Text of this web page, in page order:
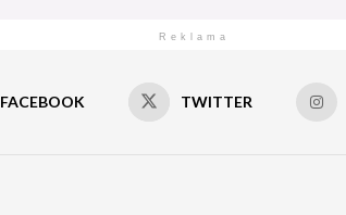
Reklama
FACEBOOK TWITTER